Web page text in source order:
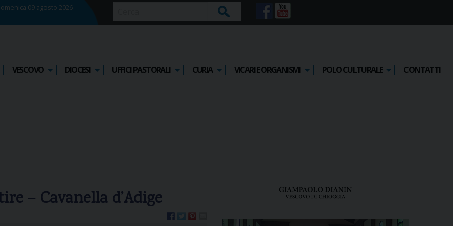
09 agosto 2026 Cerca
VESCOVO DIOCESI UFFICI PASTORALI CURIA VICARI E ORGANISMI POLO CULTURALE CONTATTI
– Cavanella d’Adige